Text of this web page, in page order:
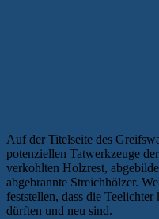
Auf der Titelseite des
potenziellen Tatwerkzeuge
verkohlten Holzrest,
abgebrannte Streichhölzer.
feststellen, dass die
dürften und neu sind.